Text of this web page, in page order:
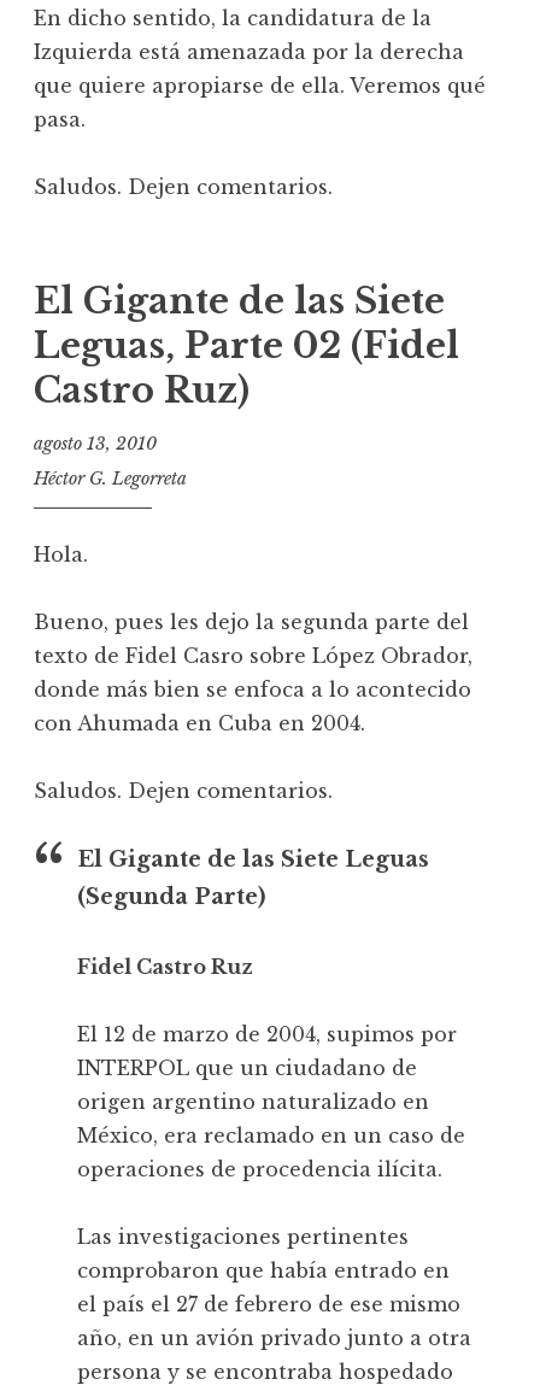
En dicho sentido, la candidatura de la
Izquierda está amenazada por la derecha
que quiere apropiarse de ella. Veremos qué
pasa.
Saludos. Dejen comentarios.
El Gigante de las Siete
Leguas, Parte 02 (Fidel
Castro Ruz)
agosto 13, 2010
Héctor G. Legorreta
Hola.
Bueno, pues les dejo la segunda parte del
texto de Fidel Casro sobre López Obrador,
donde más bien se enfoca a lo acontecido
con Ahumada en Cuba en 2004.
Saludos. Dejen comentarios.
El Gigante de las Siete Leguas
(Segunda Parte)
Fidel Castro Ruz
El 12 de marzo de 2004, supimos por
INTERPOL que un ciudadano de
origen argentino naturalizado en
México, era reclamado en un caso de
operaciones de procedencia ilícita.
Las investigaciones pertinentes
comprobaron que había entrado en
el país el 27 de febrero de ese mismo
año, en un avión privado junto a otra
persona y se encontraba hospedado